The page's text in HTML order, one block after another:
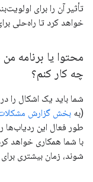
تأثیر آن را برای
خواهد کرد تا راه‌حلی
چه کار کنم؟
(به بخش گزارش
طور فعال این
با شما همکاری خواهد
شوند، زمان بیشتری